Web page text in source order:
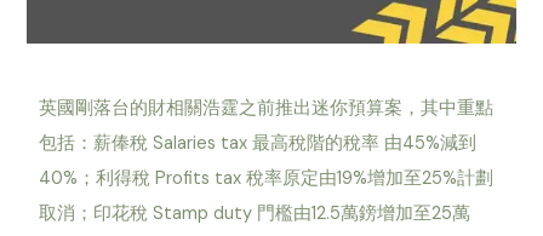
英國剛落台的財相關浩霆之前推出迷你預算案，其中重點
包括：薪俸稅 Salaries tax 最高稅階的稅率 由45%減到
40%；利得稅 Profits tax 稅率原定由19%增加至25%計劃
取消；印花稅 Stamp duty 門檻由12.5萬鎊增加至25萬